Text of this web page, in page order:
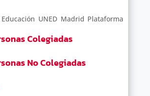
UNED Madrid Plataforma
Colegiadas
No Colegiadas